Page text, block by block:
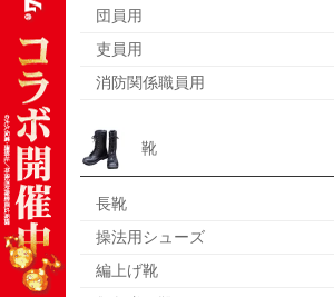
団員用
吏員用
消防関係職員用
靴
長靴
操法用シューズ
編上げ靴